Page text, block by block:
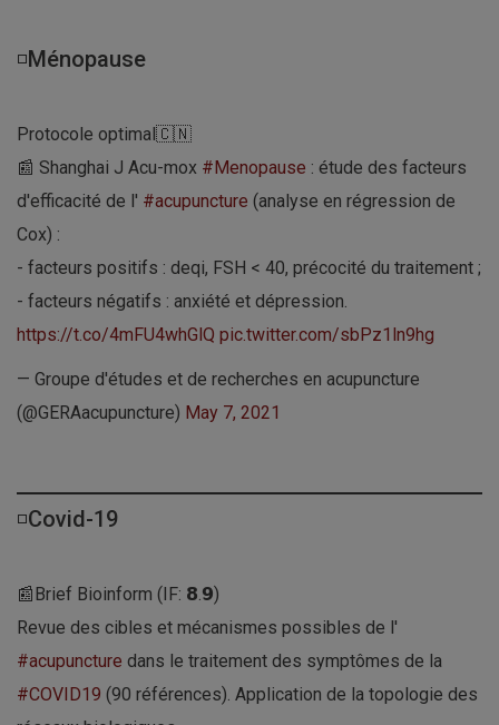
◽Ménopause
Protocole optimal🇨🇳
📰 Shanghai J Acu-mox #Menopause : étude des facteurs
d'efficacité de l' #acupuncture (analyse en régression de
Cox) :
- facteurs positifs : deqi, FSH < 40, précocité du traitement ;
- facteurs négatifs : anxiété et dépression.
https://t.co/4mFU4whGlQ pic.twitter.com/sbPz1ln9hg
— Groupe d'études et de recherches en acupuncture
(@GERAacupuncture) May 7, 2021
◽Covid-19
📰Brief Bioinform (IF: 𝟴.𝟵)
Revue des cibles et mécanismes possibles de l'
#acupuncture dans le traitement des symptômes de la
#COVID19 (90 références). Application de la topologie des